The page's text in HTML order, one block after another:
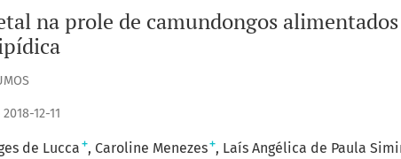
na prole de camundongos
12-11
de Lucca + Caroline Menezes+ Laís Angélica de Paula